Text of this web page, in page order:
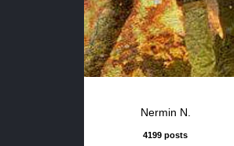
Nermin N.
4199 posts